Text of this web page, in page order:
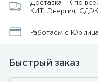
Доставка ТК по
КИТ, Энергия,
Работаем с
Быстрый заказ